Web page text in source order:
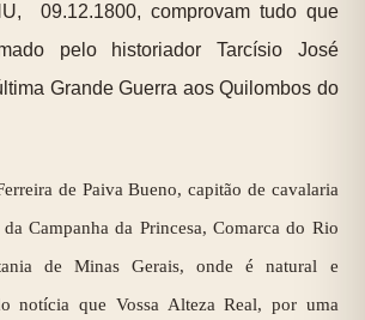
09.12.1800, comprovam tudo que
pelo historiador Tarcísio José
Grande Guerra aos Quilombos do
de Paiva Bueno, capitão de cavalaria
Campanha da Princesa, Comarca do Rio
de Minas Gerais, onde é natural e
notícia que Vossa Alteza Real, por uma